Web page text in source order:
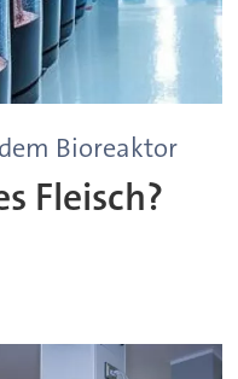
Bioreaktor
Fleisch?